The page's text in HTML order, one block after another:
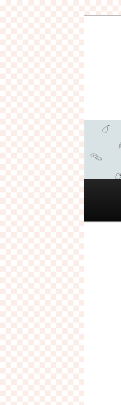
Przeskocz
do
tekstu